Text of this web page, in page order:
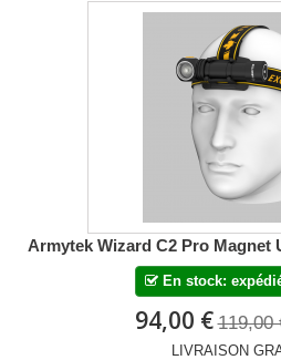
Armytek Wizard C2 Pro Magnet
En stock:
94,00 € 119,00
LIVRAISON